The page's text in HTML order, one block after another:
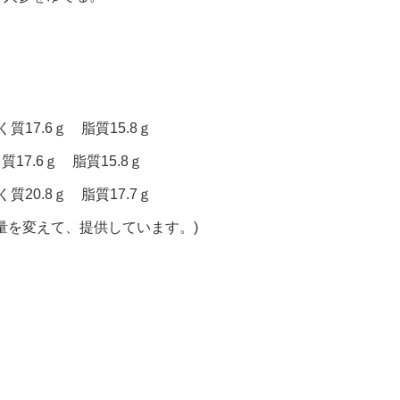
質17.6ｇ 脂質15.8ｇ
17.6ｇ 脂質15.8ｇ
質20.8ｇ 脂質17.7ｇ
を変えて、提供しています。)